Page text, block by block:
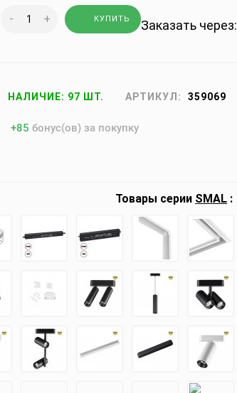
- + КУПИТЬ Заказать через:
НАЛИЧИЕ: 97 ШТ. АРТИКУЛ: 359069
+85 бонус(ов) за покупку
Товары серии SMAL :